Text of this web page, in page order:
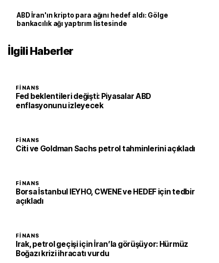
ABD İran'ın kripto para ağını hedef aldı: Gölge
bankacılık ağı yaptırım listesinde
İlgili Haberler
FINANS
Fed beklentileri değişti: Piyasalar ABD
enflasyonunu izleyecek
FINANS
Citi ve Goldman Sachs petrol tahminlerini açıkladı
FINANS
Borsa İstanbul IEYHO, CWENE ve HEDEF için tedbir
açıkladı
FINANS
Irak, petrol geçişi için İran’la görüşüyor: Hürmüz
Boğazı krizi ihracatı vurdu